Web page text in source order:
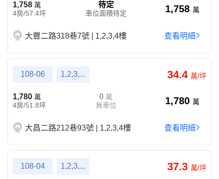
1,758 萬
4房/57.4坪
待定
車位面積待定 1,758 萬
大豐二路318巷7號 | 1,2,3,4樓 查看明細
108-06 1,2,3,... 34.4 萬/坪
1,780 萬
4房/51.8坪
0 萬
無車位
1,780 萬
大昌二路212巷93號 | 1,2,3,4樓 查看明細
108-04 1,2,3,... 37.3 萬/坪